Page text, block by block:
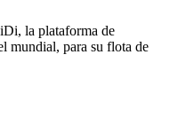
la plataforma de
mundial, para su flota de